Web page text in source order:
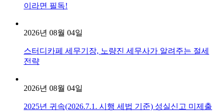
이라면 필독!
2026년 08월 04일
스터디카페 세무기장, 노량진 세무사가 알려주는 절세
전략
2026년 08월 04일
2025년 귀속(2026.7.1. 시행 세법 기준) 성실신고 미제출